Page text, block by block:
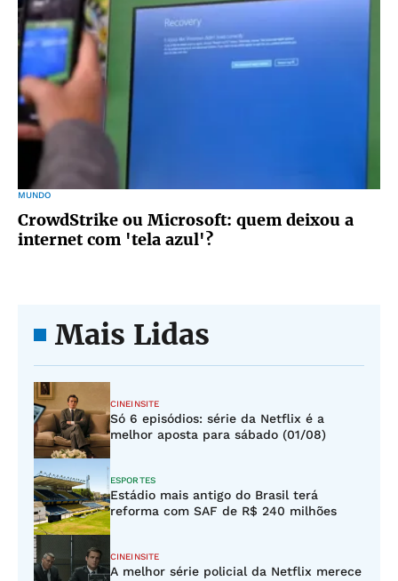
MUNDO
CrowdStrike ou Microsoft: quem deixou a
internet com 'tela azul'?
Mais Lidas
CINEINSITE
Só 6 episódios: série da Netflix é a
melhor aposta para sábado (01/08)
ESPORTES
Estádio mais antigo do Brasil terá
reforma com SAF de R$ 240 milhões
CINEINSITE
A melhor série policial da Netflix merece